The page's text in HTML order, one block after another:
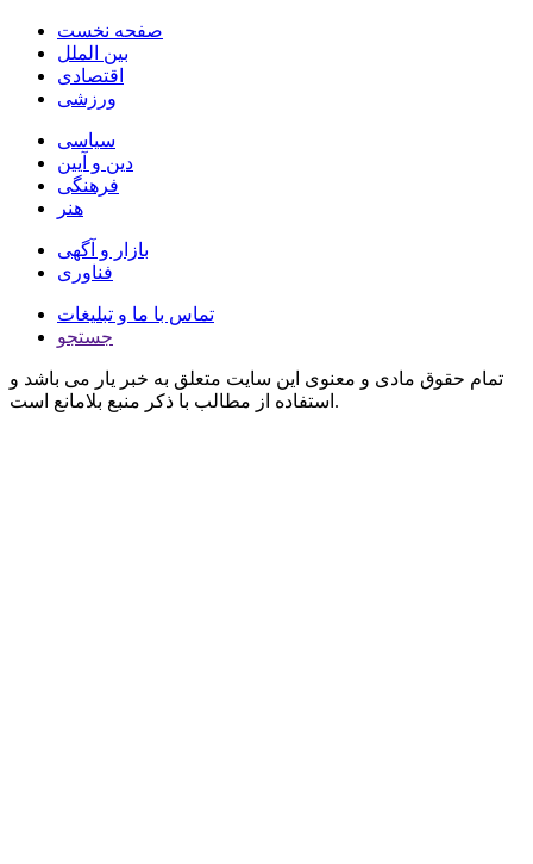
صفحه نخست
بین الملل
اقتصادی
ورزشی
سیاسی
دین و آیین
فرهنگی
هنر
بازار و آگهی
فناوری
تماس با ما و تبلیغات
جستجو
تمام حقوق مادی و معنوی این سایت متعلق به خبر یار می باشد و
استفاده از مطالب با ذکر منبع بلامانع است.